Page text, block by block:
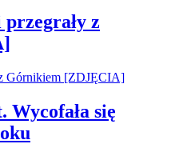
z
Wycofała się